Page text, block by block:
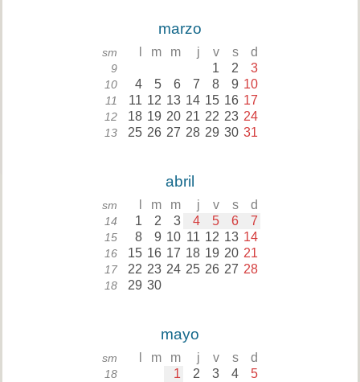
marzo
sm m m j v s d
9 1 2 3
10 4 5 6 7 8 9 10
11 11 12 13 14 15 16 17
12 18 19 20 21 22 23 24
13 25 26 27 28 29 30 31
abril
sm m m j v s d
14 1 2 3 4 5 6 7
15 8 9 10 11 12 13 14
16 15 16 17 18 19 20 21
17 22 23 24 25 26 27 28
18 29 30
mayo
sm m m j v s d
18 1 2 3 4 5